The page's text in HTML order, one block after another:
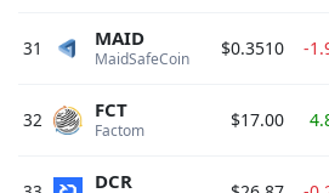
31 MaidSafeCoin
MAID $0.3510 -
32 Factom
FCT $17.00
DCR